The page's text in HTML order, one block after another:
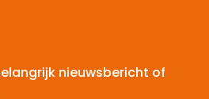
nieuwsbericht of